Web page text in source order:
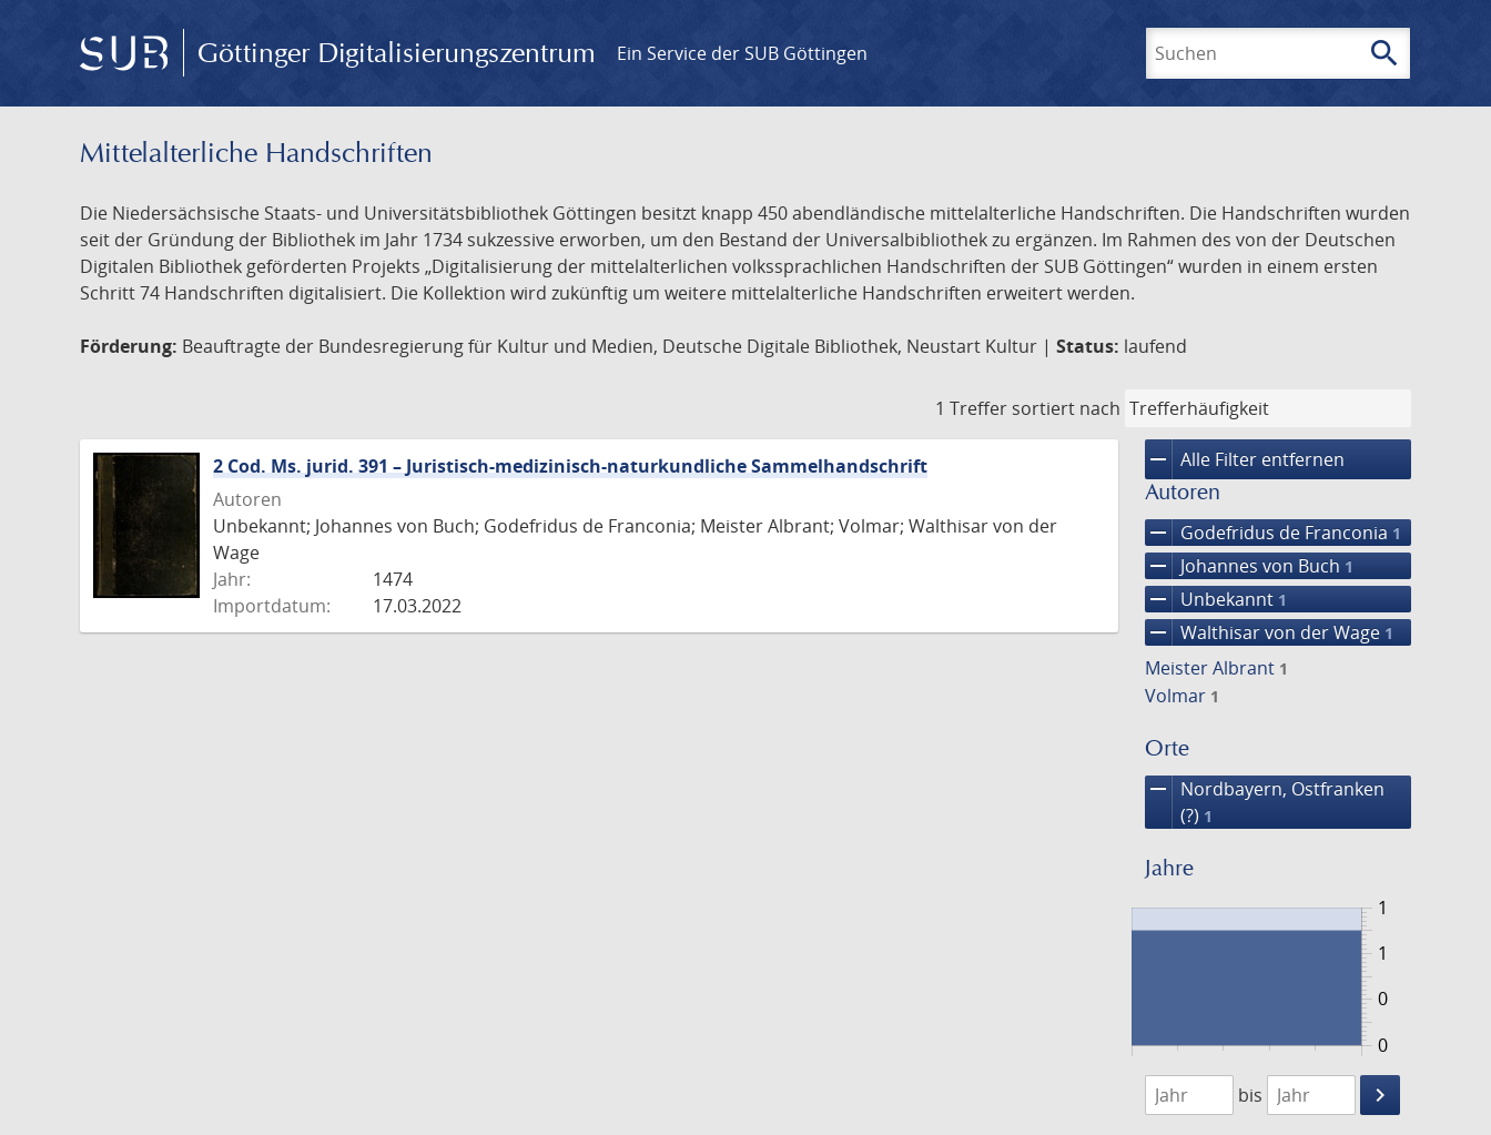
Göttinger Digitalisierungszentrum Ein Service der SUB Göttingen search
Mittelalterliche Handschriften
Die Niedersächsische Staats- und Universitätsbibliothek Göttingen besitzt knapp 450 abendländische mittelalterliche Handschriften. Die Handschriften wurden
seit der Gründung der Bibliothek im Jahr 1734 sukzessive erworben, um den Bestand der Universalbibliothek zu ergänzen. Im Rahmen des von der Deutschen
Digitalen Bibliothek geförderten Projekts „Digitalisierung der mittelalterlichen volkssprachlichen Handschriften der SUB Göttingen“ wurden in einem ersten
Schritt 74 Handschriften digitalisiert. Die Kollektion wird zukünftig um weitere mittelalterliche Handschriften erweitert werden.
Förderung: Beauftragte der Bundesregierung für Kultur und Medien, Deutsche Digitale Bibliothek, Neustart Kultur | Status: laufend
1 Treffer sortiert nach
remove Alle Filter entfernen
Autoren
remove Godefridus de Franconia 1
remove Johannes von Buch 1
remove Unbekannt 1
remove Walthisar von der Wage 1
Meister Albrant 1
Volmar 1
Orte
remove
Nordbayern, Ostfranken
(?) 1
Jahre
0
1
0
1
1474
1475
bis
keyboard_arrow_right
Suche
2 Cod. Ms. jurid. 391 – Juristisch-medizinisch-naturkundliche Sammelhandschrift
Autoren
Unbekannt; Johannes von Buch; Godefridus de Franconia; Meister Albrant; Volmar; Walthisar von der
Wage
Jahr:
1474
Importdatum:
17.03.2022